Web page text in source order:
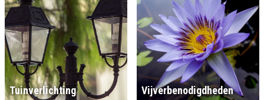
Tuinverlichting Vijverbenodigdheden